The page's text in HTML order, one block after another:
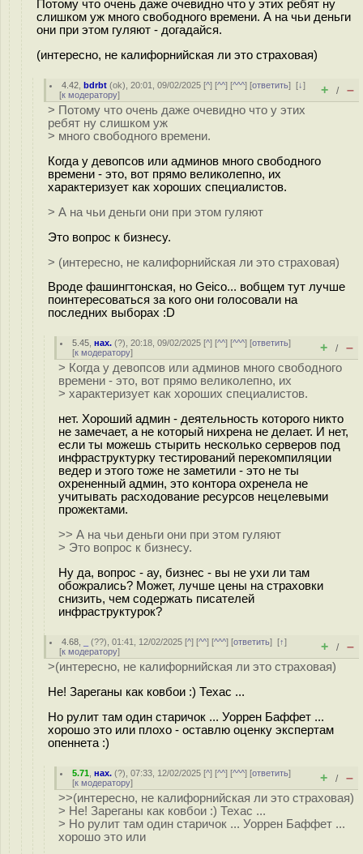
Потому что очень даже очевидно что у этих ребят ну
слишком уж много свободного времени. А на чьи деньги
они при этом гуляют - догадайся.
(интересно, не калифорнийская ли это страховая)
4.42 ,bdrbt (ok), 20:01, 09/02/2025 [^] [^^] [^^^] [ответить][↓]
[к модератору] + / –
> Потому что очень даже очевидно что у этих
ребят ну слишком уж
> много свободного времени.
Когда у девопсов или админов много свободного
времени - это, вот прямо великолепно, их
характеризует как хороших специалистов.
> А на чьи деньги они при этом гуляют
Это вопрос к бизнесу.
> (интересно, не калифорнийская ли это страховая)
Вроде фашингтонская, но Geico... вобщем тут лучше
поинтересоваться за кого они голосовали на
последних выборах :D
5.45 ,нах. (?), 20:18, 09/02/2025 [^] [^^] [^^^] [ответить]
[к модератору] + / –
> Когда у девопсов или админов много свободного
времени - это, вот прямо великолепно, их
> характеризует как хороших специалистов.
нет. Хороший админ - деятельность которого никто
не замечает, а не который нихрена не делает. И нет,
если ты можешь стырить несколько серверов под
инфраструктурку тестирований перекомпиляции
ведер и этого тоже не заметили - это не ты
охрененный админ, это контора охренела не
учитывать расходование ресурсов нецелевыми
прожектами.
>> А на чьи деньги они при этом гуляют
> Это вопрос к бизнесу.
Ну да, вопрос - ау, бизнес - вы не ухи ли там
обожрались? Может, лучше цены на страховки
снизить, чем содержать писателей
инфраструктурок?
4.68 (??), 01:41, 12/02/2025 [^] [^^] [^^^] [ответить][↑]
[к модератору] + / –
>(интересно, не калифорнийская ли это страховая)
Не! Зареганы как ковбои :) Техас ...
Но рулит там один старичок ... Уоррен Баффет ...
хорошо это или плохо - оставлю оценку экспертам
опеннета :)
5.71 ,нах. (?), 07:33, 12/02/2025 [^] [^^] [^^^] [ответить]
[к модератору] + / –
>>(интересно, не калифорнийская ли это страховая)
> Не! Зареганы как ковбои :) Техас ...
> Но рулит там один старичок ... Уоррен Баффет ...
хорошо это или